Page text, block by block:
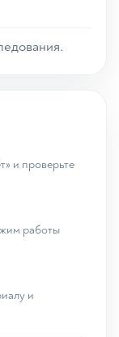
и проверьте
работы
и